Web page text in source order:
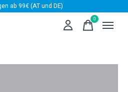
ab 99€ (AT und DE)
0items